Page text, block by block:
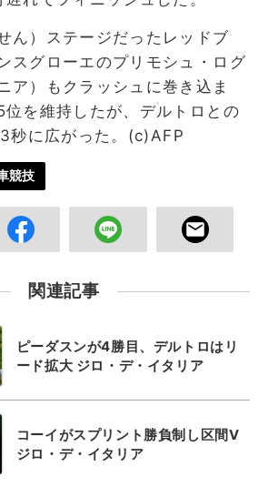
ん）ステージだったレッドブ
スグローエのプリモシュ・ログ
ア）もクラッシュに巻き込ま
を維持したが、デルトロとの
秒に広がった。(c)AFP
競技
関連記事
ピーダスンが4勝目、デルトロはリ
ード拡大 ジロ・デ・イタリア
コーイがスプリント勝負制し区間V
ジロ・デ・イタリア